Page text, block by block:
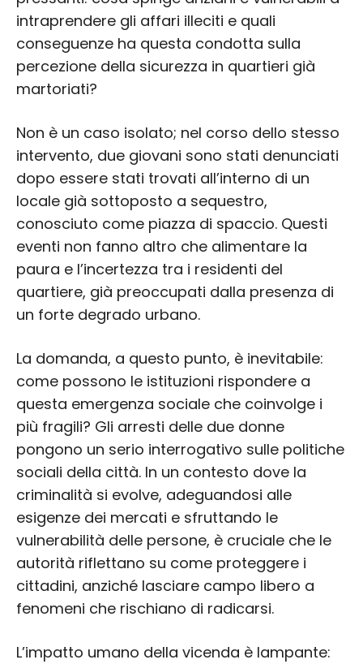
intraprendere gli affari illeciti e quali
conseguenze ha questa condotta sulla
percezione della sicurezza in quartieri già
martoriati?
Non è un caso isolato; nel corso dello stesso
intervento, due giovani sono stati denunciati
dopo essere stati trovati all’interno di un
locale già sottoposto a sequestro,
conosciuto come piazza di spaccio. Questi
eventi non fanno altro che alimentare la
paura e l’incertezza tra i residenti del
quartiere, già preoccupati dalla presenza di
un forte degrado urbano.
La domanda, a questo punto, è inevitabile:
come possono le istituzioni rispondere a
questa emergenza sociale che coinvolge i
più fragili? Gli arresti delle due donne
pongono un serio interrogativo sulle politiche
sociali della città. In un contesto dove la
criminalità si evolve, adeguandosi alle
esigenze dei mercati e sfruttando le
vulnerabilità delle persone, è cruciale che le
autorità riflettano su come proteggere i
cittadini, anziché lasciare campo libero a
fenomeni che rischiano di radicarsi.
L’impatto umano della vicenda è lampante: